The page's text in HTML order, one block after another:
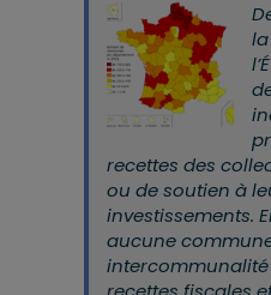
recettes des
ou de soutien à
investissements.
aucune
intercommunalité